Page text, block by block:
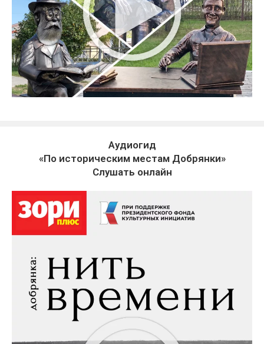
Аудиогид
«По историческим местам Добрянки»
Слушать онлайн